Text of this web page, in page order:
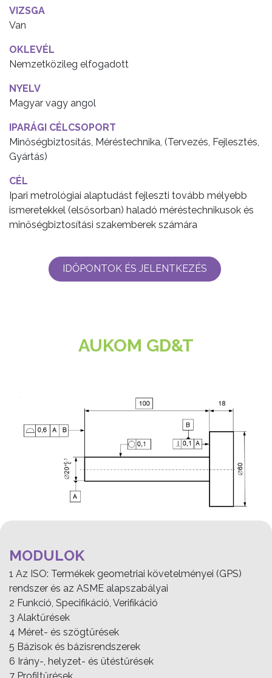
VIZSGA
Van
OKLEVÉL
Nemzetközileg elfogadott
NYELV
Magyar vagy angol
IPARÁGI CÉLCSOPORT
Minőségbiztosítás, Méréstechnika, (Tervezés, Fejlesztés,
Gyártás)
CÉL
Ipari metrológiai alaptudást fejleszti tovább mélyebb
ismeretekkel (elsősorban) haladó méréstechnikusok és
minőségbiztosítási szakemberek számára
IDŐPONTOK ÉS JELENTKEZÉS
AUKOM GD&T
MODULOK
1 Az ISO: Termékek geometriai követelményei (GPS)
rendszer és az ASME alapszabályai
2 Funkció, Specifikáció, Verifikáció
3 Alaktűrések
4 Méret- és szögtűrések
5 Bázisok és bázisrendszerek
6 Irány-, helyzet- és ütéstűrések
7 Profiltűrések